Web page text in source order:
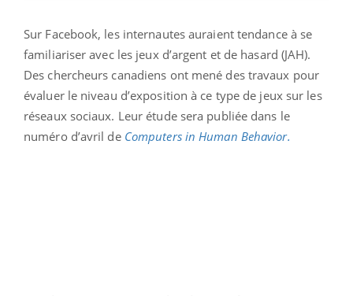
Sur Facebook, les internautes auraient tendance à se
familiariser avec les jeux d’argent et de hasard (JAH).
Des chercheurs canadiens ont mené des travaux pour
évaluer le niveau d’exposition à ce type de jeux sur les
réseaux sociaux. Leur étude sera publiée dans le
numéro d’avril de Computers in Human Behavior.